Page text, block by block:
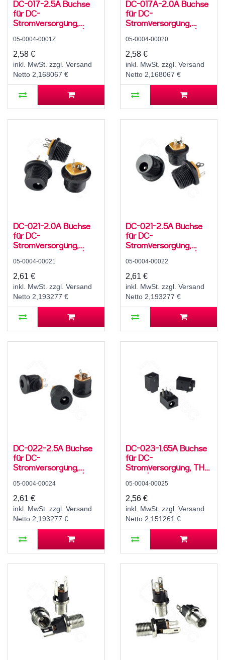
DC-017-2.5A Buchse
für DC-
Stromversorgung,
Lötfahnen, für 5,5 / 2,5
mm Hohlstecker, 30 V,
500 mA, 0°, -20..70 °C
05-0004-0001Z
2,58 €
inkl. MwSt. zzgl. Versand
Netto 2,168067 €
DC-017A-2.0A Buchse
für DC-
Stromversorgung,
Lötfahnen, für 5,5 / 2,1
mm Hohlstecker, 30 V,
1,5 A, 0°, -20..70 °C
05-0004-00020
2,58 €
inkl. MwSt. zzgl. Versand
Netto 2,168067 €
DC-021-2.0A Buchse
für DC-
Stromversorgung,
Lötfahnen, für 5,5 / 2,1
mm Hohlstecker, 30 V,
500 mA, 0°, -20..70 °C,
C12
05-0004-00021
2,61 €
inkl. MwSt. zzgl. Versand
Netto 2,193277 €
DC-021-2.5A Buchse
für DC-
Stromversorgung,
Lötfahnen, für 5,5 /
2,5mm Hohlstecker, 30
V, 500 mA, 0°, -20..70
°C, C12
05-0004-00022
2,61 €
inkl. MwSt. zzgl. Versand
Netto 2,193277 €
DC-022-2.5A Buchse
für DC-
Stromversorgung,
Lötfahnen, für 5,5 / 2,5
mm Hohlstecker, 30 V,
500 mA, 0°, -20..70 °C,
C12
05-0004-00024
2,61 €
inkl. MwSt. zzgl. Versand
Netto 2,193277 €
DC-023-1.65A Buchse
für DC-
Stromversorgung, THT,
für 4 / 1,75 mm
Hohlstecker, 30 V, 500
mA, 90°, -20..70 °C
05-0004-00025
2,56 €
inkl. MwSt. zzgl. Versand
Netto 2,151261 €